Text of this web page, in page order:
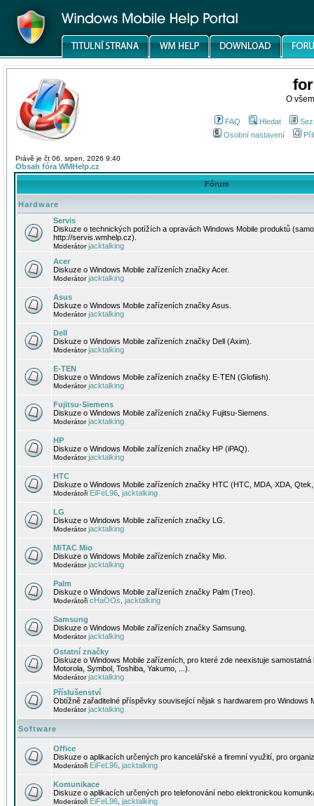
O
FAQ Hledat
Osobní nastavení
Právě je čt 06. srpen, 2026 9:40
Obsah fóra WMHelp.cz
Fórum
Hardware
Servis
Diskuze o technických potížích a opravách Windows Mobile produktů
http://servis.wmhelp.cz).
Moderátorjacktalking
Acer
Diskuze o Windows Mobile zařízeních značky Acer.
Moderátorjacktalking
Asus
Diskuze o Windows Mobile zařízeních značky Asus.
Moderátorjacktalking
Dell
Diskuze o Windows Mobile zařízeních značky Dell (Axim).
Moderátorjacktalking
E-TEN
Diskuze o Windows Mobile zařízeních značky E-TEN (Glofiish).
Moderátorjacktalking
Fujitsu-Siemens
Diskuze o Windows Mobile zařízeních značky Fujitsu-Siemens.
Moderátorjacktalking
HP
Diskuze o Windows Mobile zařízeních značky HP (iPAQ).
Moderátorjacktalking
HTC
Diskuze o Windows Mobile zařízeních značky HTC (HTC, MDA, XDA,
Moderátoři EiFeL96 jacktalking
LG
Diskuze o Windows Mobile zařízeních značky LG.
Moderátorjacktalking
MiTAC Mio
Diskuze o Windows Mobile zařízeních značky Mio.
Moderátorjacktalking
Palm
Diskuze o Windows Mobile zařízeních značky Palm (Treo).
Moderátoři cHaOOs jacktalking
Samsung
Diskuze o Windows Mobile zařízeních značky Samsung.
Moderátorjacktalking
Ostatní značky
Diskuze o Windows Mobile zařízeních, pro které zde neexistuje
Motorola, Symbol, Toshiba, Yakumo, ...).
Moderátorjacktalking
Příslušenství
Obtížně zařaditelné příspěvky související nějak s hardwarem pro Windows
Moderátorjacktalking
Software
Office
Diskuze o aplikacích určených pro kancelářské a firemní využití, pro
Moderátoři EiFeL96 jacktalking
Komunikace
Diskuze o aplikacích určených pro telefonování nebo elektronickou
Moderátoři EiFeL96 jacktalking